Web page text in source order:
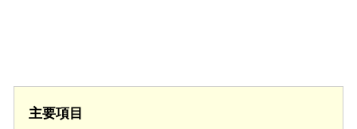
主要項目